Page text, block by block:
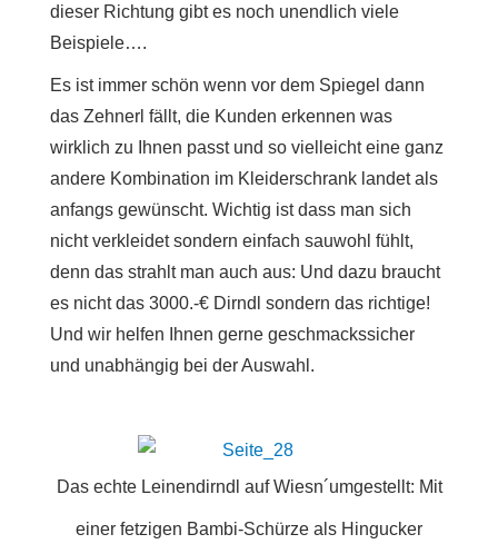
dieser Richtung gibt es noch unendlich viele
Beispiele….
Es ist immer schön wenn vor dem Spiegel dann
das Zehnerl fällt, die Kunden erkennen was
wirklich zu Ihnen passt und so vielleicht eine ganz
andere Kombination im Kleiderschrank landet als
anfangs gewünscht. Wichtig ist dass man sich
nicht verkleidet sondern einfach sauwohl fühlt,
denn das strahlt man auch aus: Und dazu braucht
es nicht das 3000.-€ Dirndl sondern das richtige!
Und wir helfen Ihnen gerne geschmackssicher
und unabhängig bei der Auswahl.
Das echte Leinendirndl auf Wiesn´umgestellt: Mit
einer fetzigen Bambi-Schürze als Hingucker